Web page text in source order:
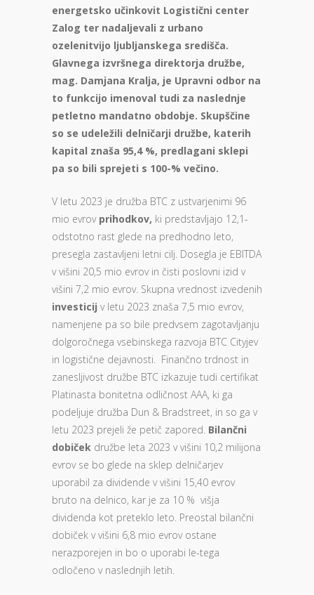
energetsko učinkovit Logistični center
Zalog ter nadaljevali z urbano
ozelenitvijo ljubljanskega središča.
Glavnega izvršnega direktorja družbe,
mag. Damjana Kralja, je Upravni odbor na
to funkcijo imenoval tudi za naslednje
petletno mandatno obdobje. Skupščine
so se udeležili delničarji družbe, katerih
kapital znaša 95,4 %, predlagani sklepi
pa so bili sprejeti s 100-% večino.
V letu 2023 je družba BTC z ustvarjenimi 96
mio evrov prihodkov, ki predstavljajo 12,1-
odstotno rast glede na predhodno leto,
presegla zastavljeni letni cilj. Dosegla je EBITDA
v višini 20,5 mio evrov in čisti poslovni izid v
višini 7,2 mio evrov. Skupna vrednost izvedenih
investicij v letu 2023 znaša 7,5 mio evrov,
namenjene pa so bile predvsem zagotavljanju
dolgoročnega vsebinskega razvoja BTC Cityjev
in logistične dejavnosti. Finančno trdnost in
zanesljivost družbe BTC izkazuje tudi certifikat
Platinasta bonitetna odličnost AAA, ki ga
podeljuje družba Dun & Bradstreet, in so ga v
letu 2023 prejeli že petič zapored. Bilančni
dobiček družbe leta 2023 v višini 10,2 milijona
evrov se bo glede na sklep delničarjev
uporabil za dividende v višini 15,40 evrov
bruto na delnico, kar je za 10 % višja
dividenda kot preteklo leto. Preostal bilančni
dobiček v višini 6,8 mio evrov ostane
nerazporejen in bo o uporabi le-tega
odločeno v naslednjih letih.